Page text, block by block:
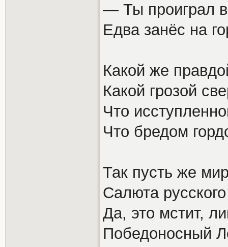
— Ты проиграл
Едва занёс на
Какой же
Какой грозой
Что
Что бредом
Так пусть же
Салюта
Да, это мстит,
Победоносный